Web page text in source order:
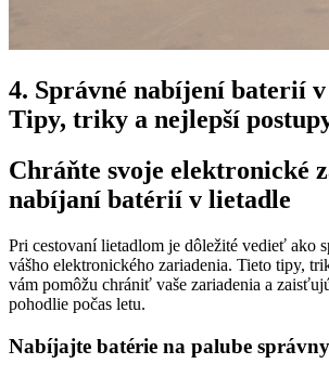
4. Správné nabíjení baterií
Tipy, triky a nejlepší
Chráňte svoje elektronické
nabíjaní batérií v lietadle
Pri cestovaní lietadlom je dôležité vedieť ako
vášho elektronického zariadenia. Tieto tipy,
vám pomôžu chrániť vaše zariadenia a
pohodlie počas letu.
Nabíjajte batérie na palube